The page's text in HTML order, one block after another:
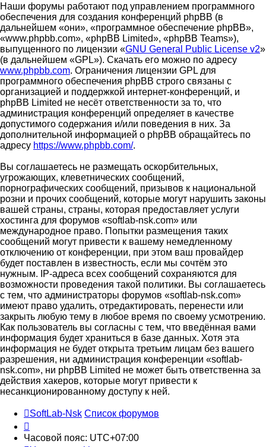
Наши форумы работают под управлением программного
обеспечения для создания конференций phpBB (в
дальнейшем «они», «программное обеспечение phpBB»,
«www.phpbb.com», «phpBB Limited», «phpBB Teams»),
выпущенного по лицензии «GNU General Public License v2»
(в дальнейшем «GPL»). Скачать его можно по адресу
www.phpbb.com. Ограничения лицензии GPL для
программного обеспечения phpBB строго связаны с
организацией и поддержкой интернет-конференций, и
phpBB Limited не несёт ответственности за то, что
администрация конференций определяет в качестве
допустимого содержания и/или поведения в них. За
дополнительной информацией о phpBB обращайтесь по
адресу https://www.phpbb.com/.
Вы соглашаетесь не размещать оскорбительных,
угрожающих, клеветнических сообщений,
порнографических сообщений, призывов к национальной
розни и прочих сообщений, которые могут нарушить законы
вашей страны, страны, которая предоставляет услуги
хостинга для форумов «softlab-nsk.com» или
международное право. Попытки размещения таких
сообщений могут привести к вашему немедленному
отключению от конференции, при этом ваш провайдер
будет поставлен в известность, если мы сочтём это
нужным. IP-адреса всех сообщений сохраняются для
возможности проведения такой политики. Вы соглашаетесь
с тем, что администраторы форумов «softlab-nsk.com»
имеют право удалить, отредактировать, перенести или
закрыть любую тему в любое время по своему усмотрению.
Как пользователь вы согласны с тем, что введённая вами
информация будет храниться в базе данных. Хотя эта
информация не будет открыта третьим лицам без вашего
разрешения, ни администрация конференции «softlab-
nsk.com», ни phpBB Limited не может быть ответственна за
действия хакеров, которые могут привести к
несанкционированному доступу к ней.
SoftLab-Nsk Список форумов
Часовой пояс: UTC+07:00